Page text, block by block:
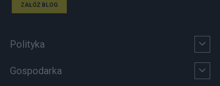
ZAŁÓŻ BLOG
Polityka
Gospodarka